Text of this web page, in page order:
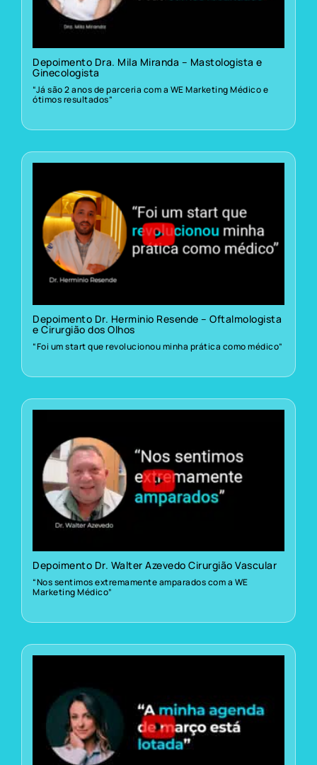
Depoimento Dra. Mila Miranda – Mastologista e
Ginecologista
“Já são 2 anos de parceria com a WE Marketing Médico e
ótimos resultados”
Depoimento Dr. Herminio Resende – Oftalmologista
e Cirurgião dos Olhos
“Foi um start que revolucionou minha prática como médico”
Depoimento Dr. Walter Azevedo Cirurgião Vascular
“Nos sentimos extremamente amparados com a WE
Marketing Médico”